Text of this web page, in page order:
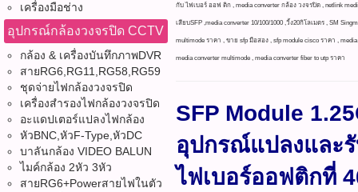
เครื่องมือช่าง
อุปกรณ์กล้องวงจรปิด CCTV
กล้อง & เครื่องบันทึกภาพDVR
สายRG6,RG11,RG58,RG59
ชุดจ่ายไฟกล้องวงจรปิด
เครื่องสำรองไฟกล้องวงจรปิด
อะแดปเตอร์แปลงไฟกล้อง
หัวBNC,หัวF-Type,หัวDC
บาลันกล้อง VIDEO BALUN
ไมค์กล้อง 2หัว 3หัว
สายRG6+Powerสายไฟในตัว
กับ ไฟเบอร์ ออฟ ติก , media converter กล้อง วงจรปิด , netlink
เสียบSFP ,media converter 10/100/1000 ,วิ้ง20กิโลเมตร , SM
multimode ราคา , ขาย sfp มือสอง , sfp module cisco ราคา ,
media converter multimode , media converter fiber to utp ราคา
SFP Module
อุปกรณ์แปลงและ
ไฟเบอร์ออฟติกที่